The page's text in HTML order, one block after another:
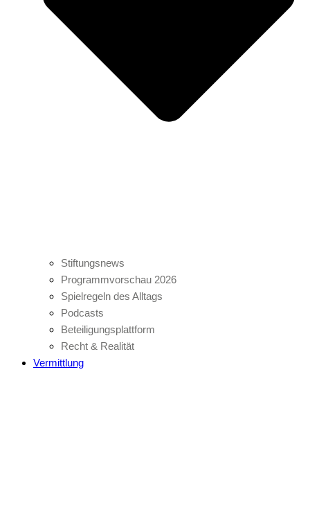
Stiftungsnews
Programmvorschau 2026
Spielregeln des Alltags
Podcasts
Beteiligungsplattform
Recht & Realität
Vermittlung